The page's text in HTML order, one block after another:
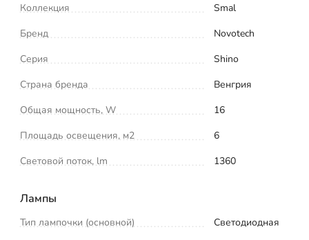
Коллекция
Smal
Бренд
Novotech
Серия
Shino
Страна бренда
Венгрия
Общая мощность, W
16
Площадь освещения, м2
6
Световой поток, lm
1360
Лампы
Тип лампочки (основной)
Светодиодная